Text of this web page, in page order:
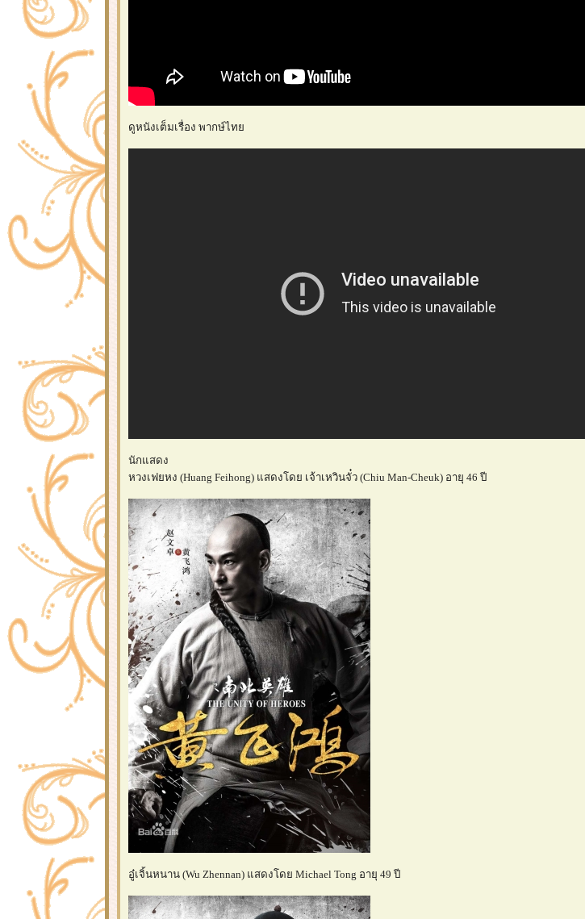
ดูหนังเต็มเรื่อง พากษ์ไท
นักแสดง
หวงเฟยหง (Huang Feihong) แสดงโดย เจ้าเหวินจั๋ว (Chiu Man-Cheuk) อายุ 46 ปี
อู๋เจิ้นหนาน (Wu Zhennan) แสดงโดย Michael Tong อายุ 49 ปี